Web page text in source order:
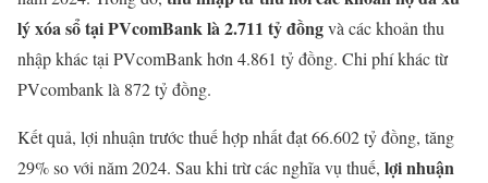
lý xóa sổ tại PVcomBank là 2.711 tỷ đồngvà các khoản thu
nhập khác tại PVcomBank hơn 4.861 tỷ đồng. Chi phí khác từ
PVcombank là 872 tỷ đồng.
Kết quả, lợi nhuận trước thuế hợp nhất đạt 66.602 tỷ đồng, tăng
29% so với năm 2024. Sau khi trừ các nghĩa vụ thuế, lợi nhuận